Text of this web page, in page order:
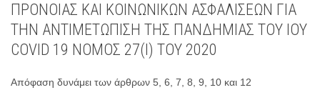
ΠΡΟΝΟΙΑΣ ΚΑΙ ΚΟΙΝΩΝΙΚΩΝ ΑΣΦΑΛΙΣΕΩΝ ΓΙΑ
ΤΗΝ ΑΝΤΙΜΕΤΩΠΙΣΗ ΤΗΣ ΠΑΝΔΗΜΙΑΣ ΤΟΥ ΙΟΥ
COVID 19 ΝΟΜΟΣ 27(Ι) ΤΟΥ 2020
Απόφαση δυνάμει των άρθρων 5, 6, 7, 8, 9, 10 και 12